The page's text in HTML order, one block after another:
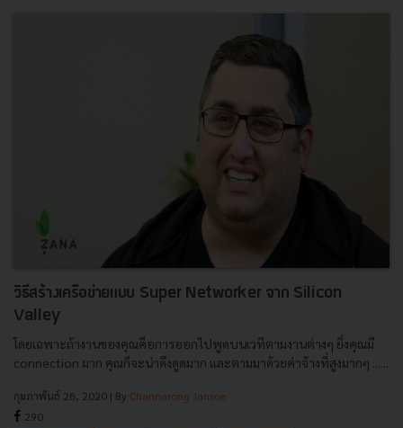
วิธีสร้างเครือข่ายแบบ Super Networker จาก Silicon
Valley
โดยเฉพาะถ้างานของคุณคือการออกไปพูดบนเวทีตามงานต่างๆ ยิ่งคุณมี
connection มาก คุณก็จะน่าดึงดูดมาก และตามมาด้วยค่าจ้างที่สูงมากๆ ......
กุมภาพันธ์ 28, 2020 | By Channarong Jansoe
290